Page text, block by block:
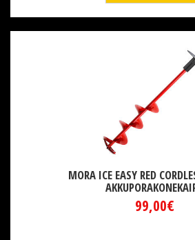
MORA ICE EASY RED
99,00€